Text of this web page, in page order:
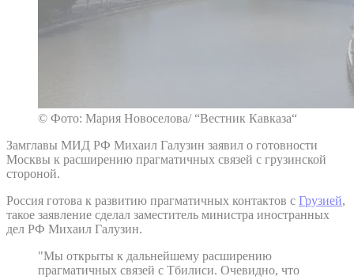
© Фото: Мария Новоселова/ “Вестник Кавказа“
Замглавы МИД РФ Михаил Галузин заявил о готовности
Москвы к расширению прагматичных связей с грузинской
стороной.
Россия готова к развитию прагматичных контактов с Грузией,
такое заявление сделал заместитель министра иностранных
дел РФ Михаил Галузин.
"Мы открыты к дальнейшему расширению
прагматичных связей с Тбилиси. Очевидно, что